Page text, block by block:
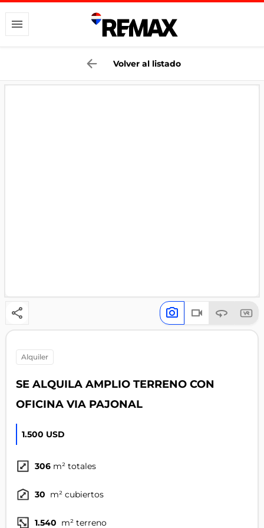
Volver al listado
alquiler
SE ALQUILA AMPLIO TERRENO CON
OFICINA VIA PAJONAL
1.500 USD
306 m² totales
30 m² cubiertos
1.540 m² terreno